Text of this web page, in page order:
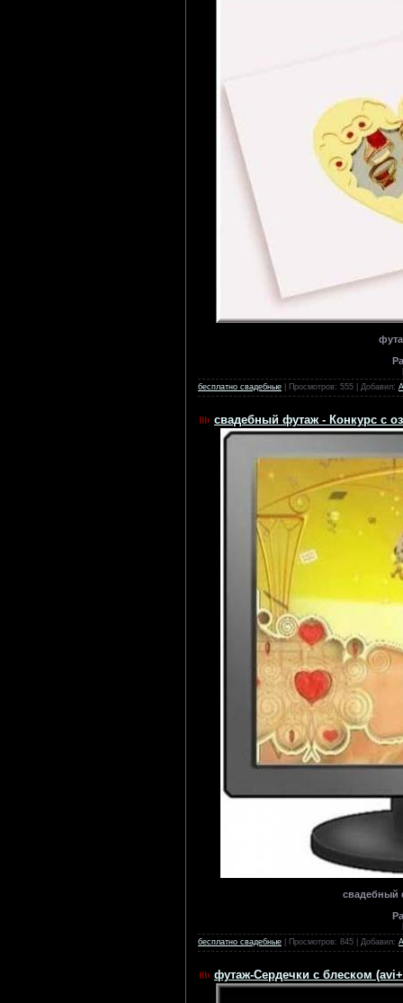
бесплатно свадебные | Просмотров: 555 | Добавил:
свадебный футаж - Конкурс с
свадебный
бесплатно свадебные | Просмотров: 845 | Добавил:
футаж-Сердечки с блеском